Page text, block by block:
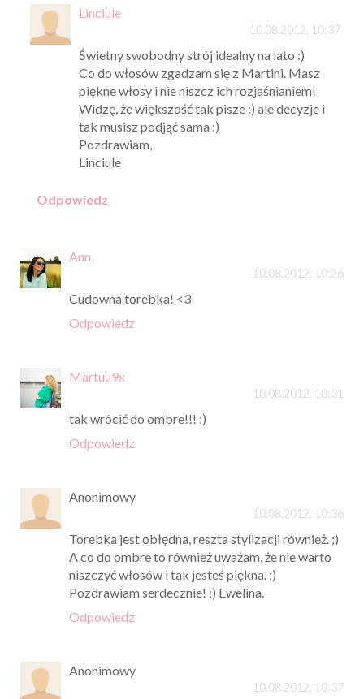
Linciule
10.08.2012, 10:37
Świetny swobodny strój idealny na lato :)
Co do włosów zgadzam się z Martini. Masz
piękne włosy i nie niszcz ich rozjaśnianiem!
Widzę, że większość tak pisze :) ale decyzje i
tak musisz podjąć sama :)
Pozdrawiam,
Linciule
Odpowiedz
Ann.
10.08.2012, 10:26
Cudowna torebka! <3
Odpowiedz
Martuu9x
10.08.2012, 10:31
tak wrócić do ombre!!! :)
Odpowiedz
Anonimowy
10.08.2012, 10:36
Torebka jest obłędna, reszta stylizacji również. ;)
A co do ombre to również uważam, że nie warto
niszczyć włosów i tak jesteś piękna. ;)
Pozdrawiam serdecznie! ;) Ewelina.
Odpowiedz
Anonimowy
10.08.2012, 10:37